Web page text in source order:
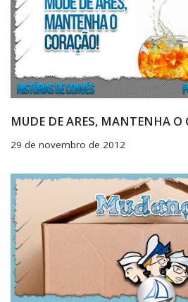
MUDE DE ARES, MANTENHA O
29 de novembro de 2012